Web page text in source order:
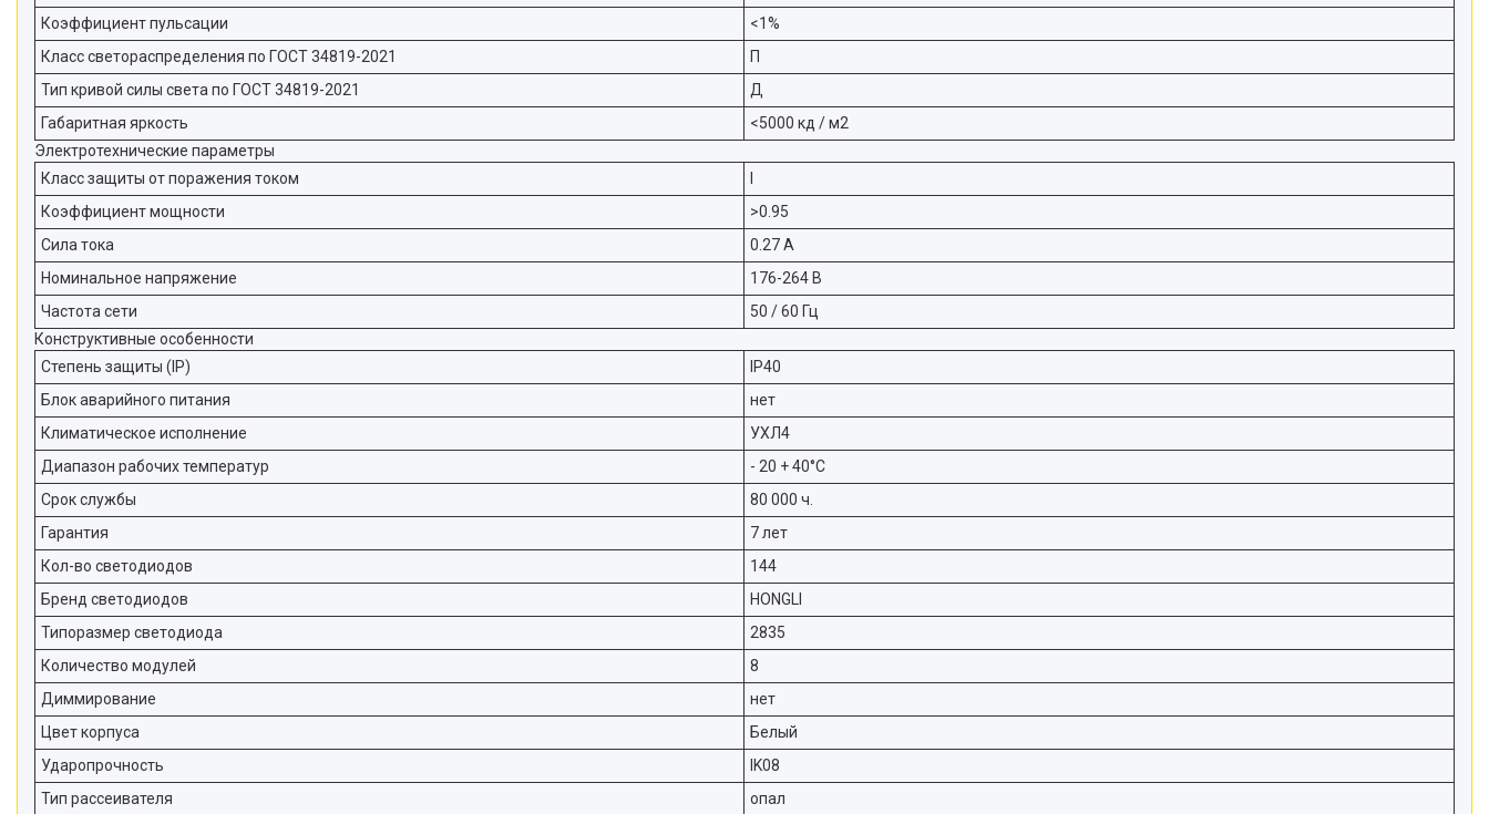
Коэффициент пульсации
<1%
Класс светораспределения по ГОСТ 34819-2021
П
Тип кривой силы света по ГОСТ 34819-2021
Д
Габаритная яркость
<5000 кд / м2
Электротехнические параметры
Класс защиты от поражения током
Коэффициент мощности
>0.95
Сила тока
0.27 А
Номинальное напряжение
176-264 В
Частота сети
50 / 60 Гц
Конструктивные особенности
Степень защиты (IP)
IP40
Блок аварийного питания
нет
Климатическое исполнение
УХЛ4
Диапазон рабочих температур
- 20 + 40°C
Срок службы
80 000 ч.
Гарантия
7 лет
Кол-во светодиодов
144
Бренд светодиодов
HONGLI
Типоразмер светодиода
2835
Количество модулей
8
Диммирование
нет
Цвет корпуса
Белый
Ударопрочность
IK08
Тип рассеивателя
опал